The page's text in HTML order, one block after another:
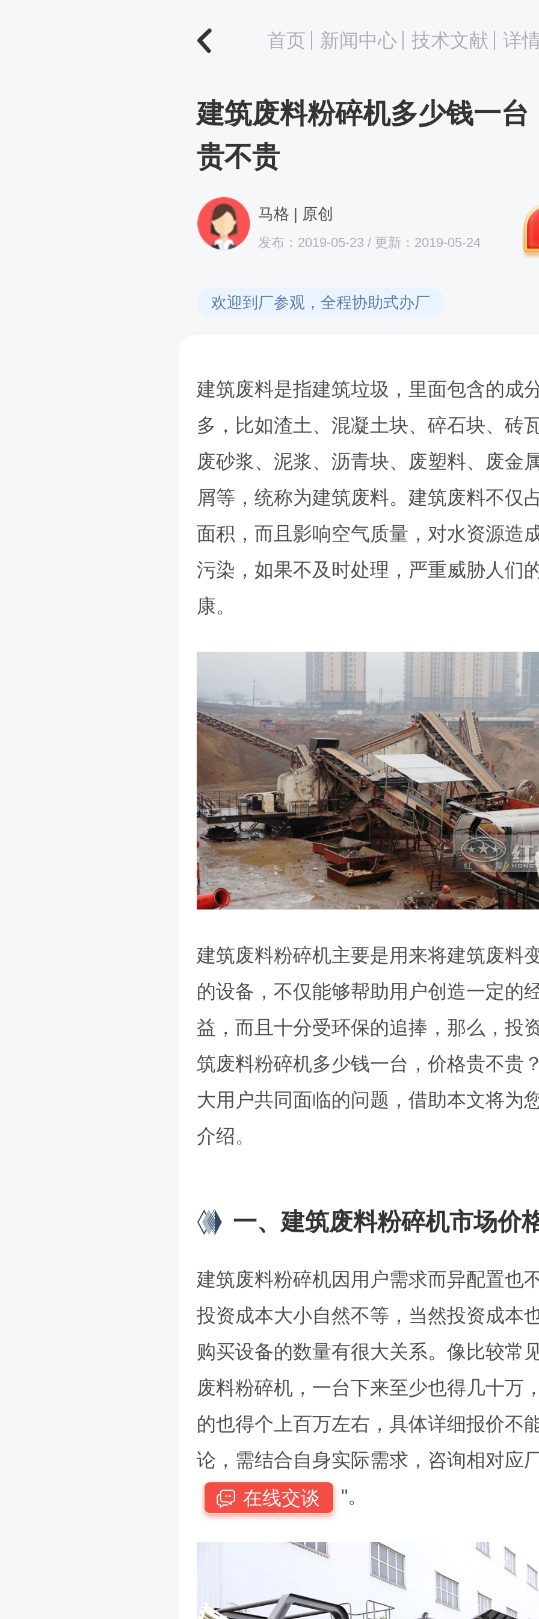
首页 新闻中心 技术文献 详
建筑废料粉碎机多少钱一台
贵不贵
马格 | 原创
发布：2019-05-23 / 更新：2019-05-24
欢迎到厂参观，全程协助式办厂
建筑废料是指建筑垃圾，里面包含的成
多，比如渣土、混凝土块、碎石块、砖
废砂浆、泥浆、沥青块、废塑料、废金
屑等，统称为建筑废料。建筑废料不仅
面积，而且影响空气质量，对水资源造
污染，如果不及时处理，严重威胁人们
康。
建筑废料粉碎机主要是用来将建筑废料
的设备，不仅能够帮助用户创造一定的
益，而且十分受环保的追捧，那么，投
筑废料粉碎机多少钱一台，价格贵不贵
大用户共同面临的问题，借助本文将为
介绍。
一、建筑废料粉碎机市场价
建筑废料粉碎机因用户需求而异配置也
投资成本大小自然不等，当然投资成本
购买设备的数量有很大关系。像比较常
废料粉碎机，一台下来至少也得几十万
的也得个上百万左右，具体详细报价不
论，需结合自身实际需求，咨询相对应
在线交谈
"。